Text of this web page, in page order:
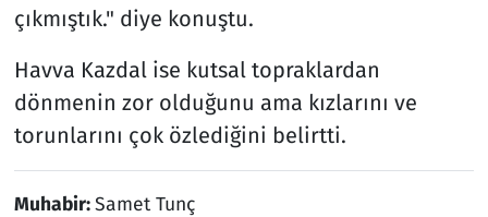
çıkmıştık." diye konuştu.
Havva Kazdal ise kutsal topraklardan
dönmenin zor olduğunu ama kızlarını ve
torunlarını çok özlediğini belirtti.
Muhabir:Samet Tunç